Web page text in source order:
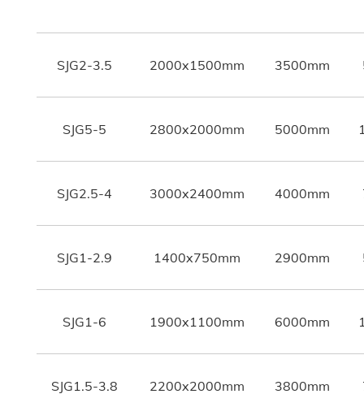
SJG2-3.5 2000x1500mm 3500mm
SJG5-5 2800x2000mm 5000mm
SJG2.5-4 3000x2400mm 4000mm
SJG1-2.9 1400x750mm 2900mm
SJG1-6 1900x1100mm 6000mm
SJG1.5-3.8 2200x2000mm 3800mm